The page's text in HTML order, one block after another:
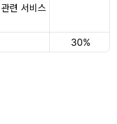
련 서비스
30%